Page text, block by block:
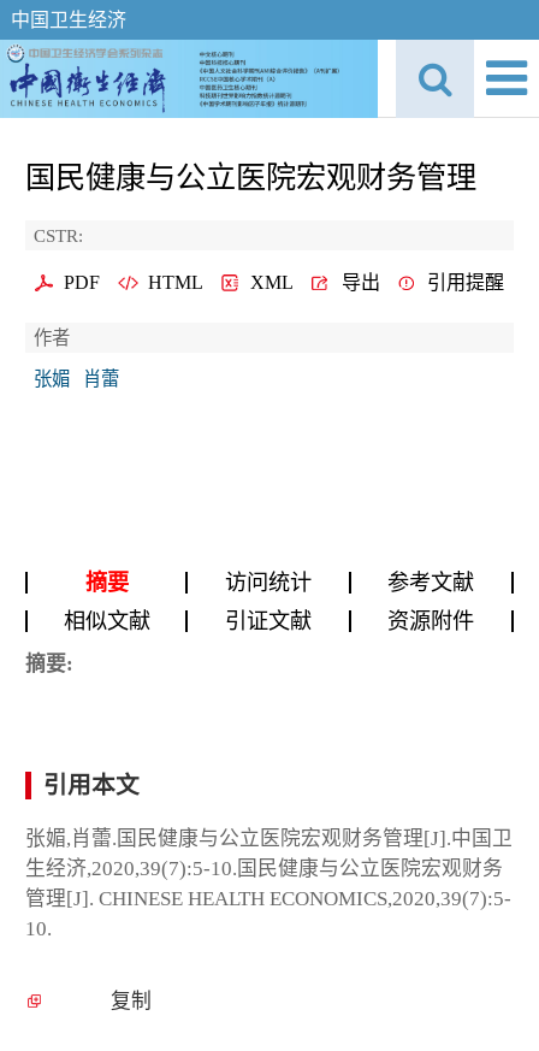
中国卫生经济
国民健康与公立医院宏观财务管理
CSTR:
PDF HTML XML 导出 引用提醒
作者
张媚
肖蕾
摘要 访问统计
参考文献
相似文献
引证文献 资源附件
摘要:
引用本文
张媚,肖蕾.国民健康与公立医院宏观财务管理[J].中国卫
生经济,2020,39(7):5-10.国民健康与公立医院宏观财务
管理[J]. CHINESE HEALTH ECONOMICS,2020,39(7):5-
10.
复制